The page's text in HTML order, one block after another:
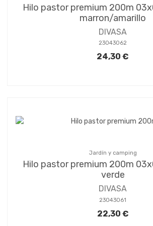
Hilo pastor premium 200m
marron/amarillo
DIVASA
23043062
24,30 €
Jardín y camping
Hilo pastor premium 200m
verde
DIVASA
23043061
22,30 €